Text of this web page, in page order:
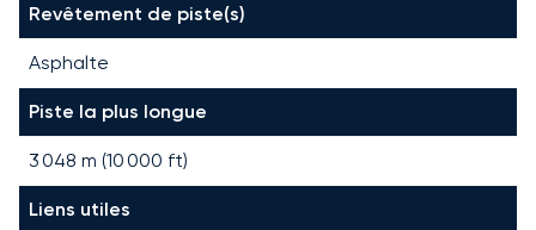
Revêtement de piste(s)
Asphalte
Piste la plus longue
3 048 m (10 000 ft)
Liens utiles